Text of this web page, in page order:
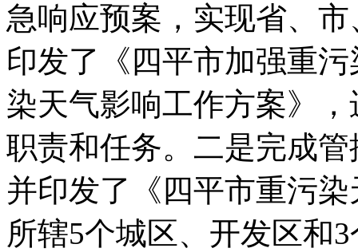
急响应预案，实现省、
印发了《四平市加强重
染天气影响工作方案》
职责和任务。二是完成
并印发了《四平市重污
所辖5个城区、开发区和